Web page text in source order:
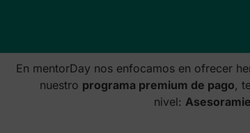
En mentorDay nos enfocamos en ofrecer
nuestro programa premium de pago,
nivel: